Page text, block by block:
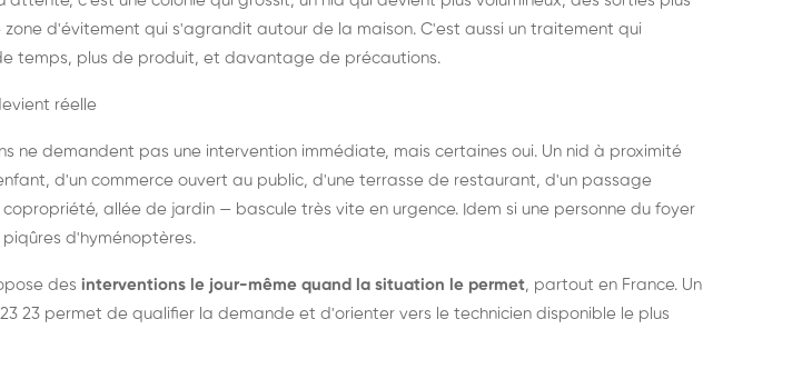
zone d'évitement qui s'agrandit autour de la maison. C'est aussi un traitement qui
temps, plus de produit, et davantage de précautions.
réelle
ne demandent pas une intervention immédiate, mais certaines oui. Un nid à proximité
d'un commerce ouvert au public, d'une terrasse de restaurant, d'un passage
allée de jardin — bascule très vite en urgence. Idem si une personne du foyer
d'hyménoptères.
des interventions le jour-même quand la situation le permet, partout en France. Un
23 permet de qualifier la demande et d'orienter vers le technicien disponible le plus